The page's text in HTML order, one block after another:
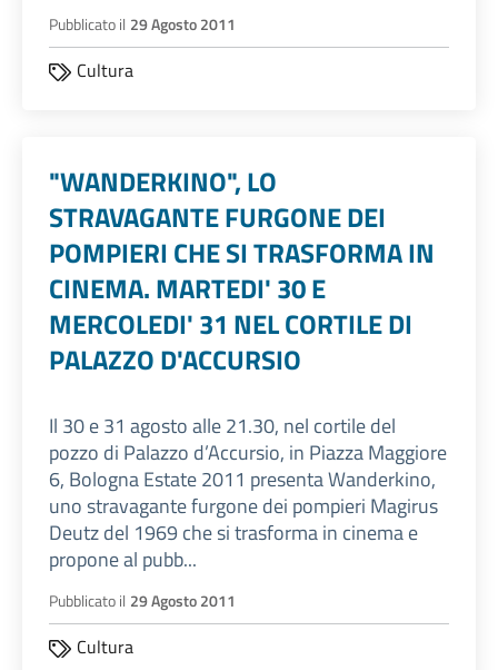
Pubblicato il 29 Agosto 2011
Cultura
"WANDERKINO", LO
STRAVAGANTE FURGONE DEI
POMPIERI CHE SI TRASFORMA IN
CINEMA. MARTEDI' 30 E
MERCOLEDI' 31 NEL CORTILE DI
PALAZZO D'ACCURSIO
Il 30 e 31 agosto alle 21.30, nel cortile del
pozzo di Palazzo d’Accursio, in Piazza Maggiore
6, Bologna Estate 2011 presenta Wanderkino,
uno stravagante furgone dei pompieri Magirus
Deutz del 1969 che si trasforma in cinema e
propone al pubb...
Pubblicato il 29 Agosto 2011
Cultura